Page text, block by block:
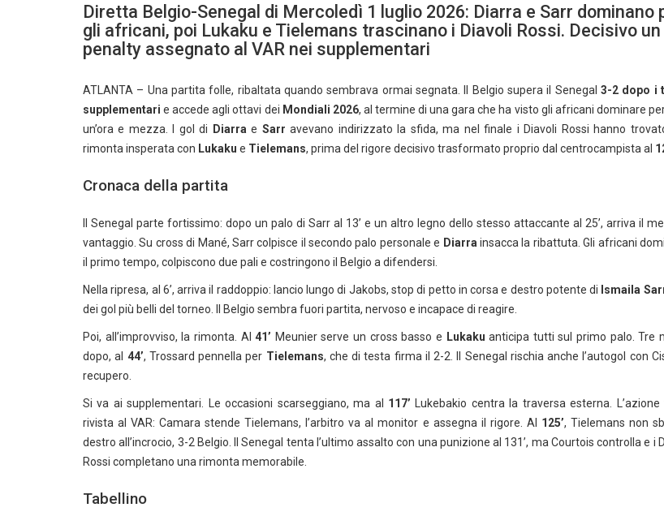
Diretta Belgio-Senegal di Mercoledì 1 luglio 2026: Diarra e Sarr dominano
gli africani, poi Lukaku e Tielemans trascinano i Diavoli Rossi. Decisivo un
penalty assegnato al VAR nei supplementari
ATLANTA – Una partita folle, ribaltata quando sembrava ormai segnata. Il Belgio supera il Senegal 3-2 dopo i
supplementari e accede agli ottavi dei Mondiali 2026, al termine di una gara che ha visto gli africani dominare
un’ora e mezza. I gol di
Diarra e Sarr avevano indirizzato la sfida, ma nel finale i Diavoli Rossi hanno
rimonta insperata con Lukaku e Tielemans, prima del rigore decisivo trasformato proprio dal centrocampista al
Cronaca della partita
Il Senegal parte fortissimo: dopo un palo di Sarr al 13’ e un altro legno dello stesso attaccante al 25’, arriva il
vantaggio. Su cross di Mané, Sarr colpisce il secondo palo personale e Diarra insacca la ribattuta. Gli africani
il primo tempo, colpiscono due pali e costringono il Belgio a difendersi.
Nella ripresa, al 6’, arriva il raddoppio: lancio lungo di Jakobs, stop di petto in corsa e destro potente di Ismaila
dei gol più belli del torneo. Il Belgio sembra fuori partita, nervoso e incapace di reagire.
Poi, all’improvviso, la rimonta. Al41’ Meunier serve un cross basso e Lukaku anticipa tutti sul primo palo. Tre
dopo, al 44’, Trossard pennella per Tielemans, che di testa firma il 2-2. Il Senegal rischia anche l’autogol con
recupero.
Si va ai supplementari. Le occasioni scarseggiano, ma al 117’ Lukebakio centra la traversa esterna. L’azione
rivista al VAR: Camara stende Tielemans, l’arbitro va al monitor e assegna il rigore. Al 125’, Tielemans non
destro all’incrocio, 3-2 Belgio. Il Senegal tenta l’ultimo assalto con una punizione al 131’, ma Courtois controlla e i
Rossi completano una rimonta memorabile.
Tabellino